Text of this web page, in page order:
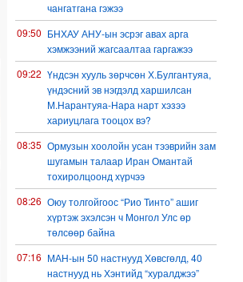
чангатгана гэжээ
09:50 БНХАУ АНУ-ын эсрэг авах арга
хэмжээний жагсаалтаа гаргажээ
09:22 Үндсэн хууль зөрчсөн Х.Булгантуяа,
үндэсний эв нэгдэлд харшилсан
М.Нарантуяа-Нара нарт хэзээ
хариуцлага тооцох вэ?
08:35 Ормузын хоолойн усан тээврийн зам
шугамын талаар Иран Омантай
тохиролцоонд хүрчээ
08:26 Оюу толгойгоос “Рио Тинто” ашиг
хүртэж эхэлсэн ч Монгол Улс өр
төлсөөр байна
07:16 МАН-ын 50 настнууд Хөвсгөлд, 40
настнууд нь Хэнтийд “хуралджээ”